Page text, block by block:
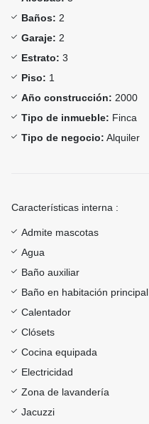
Baños: 2
Garaje: 2
Estrato: 3
Piso: 1
Año construcción: 2000
Tipo de inmueble: Finca
Tipo de negocio: Alquiler
Características interna :
Admite mascotas
Agua
Baño auxiliar
Baño en habitación principal
Calentador
Clósets
Cocina equipada
Electricidad
Zona de lavandería
Jacuzzi